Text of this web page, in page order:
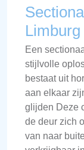
Limburg
Een
stijlvolle
bestaat uit
aan elkaar
glijden Deze
de deur zich
van naar